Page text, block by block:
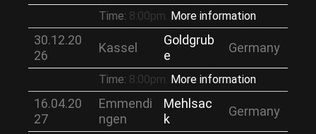
Time: 8:00pm. More information
30.12.20
26
Kassel
Goldgrub
e
Germany
Time: 8:00pm. More information
16.04.20
27
Emmendi
ngen
Mehlsac
k
Germany